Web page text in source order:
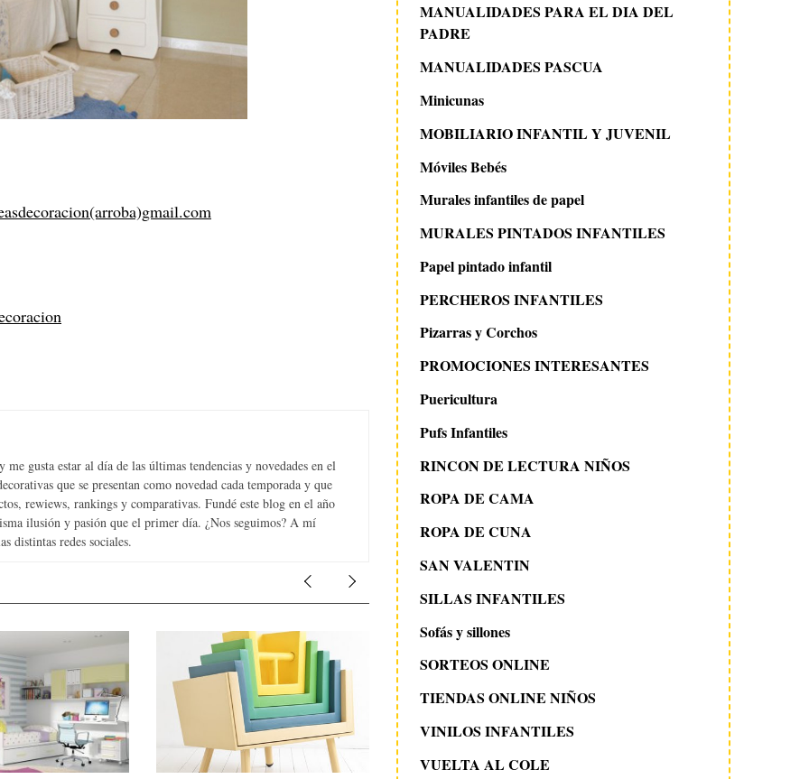
gusta estar al día de las últimas tendencias y novedades en el
que se presentan como novedad cada temporada y que
rewiews, rankings y comparativas. Fundé este blog en el año
ilusión y pasión que el primer día. ¿Nos seguimos? A mí
distintas redes sociales.
MANUALIDADES PARA EL DIA DEL
PADRE
MANUALIDADES PASCUA
Minicunas
MOBILIARIO INFANTIL Y JUVENIL
Móviles Bebés
Murales infantiles de papel
MURALES PINTADOS INFANTILES
Papel pintado infantil
PERCHEROS INFANTILES
Pizarras y Corchos
PROMOCIONES INTERESANTES
Puericultura
Pufs Infantiles
RINCON DE LECTURA NIÑOS
ROPA DE CAMA
ROPA DE CUNA
SAN VALENTIN
SILLAS INFANTILES
Sofás y sillones
SORTEOS ONLINE
TIENDAS ONLINE NIÑOS
VINILOS INFANTILES
VUELTA AL COLE